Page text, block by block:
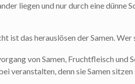
liegen und nur durch eine dünne
ist das herauslösen der Samen. Wer
von Samen, Fruchtfleisch und
veranstalten, denn sie Samen